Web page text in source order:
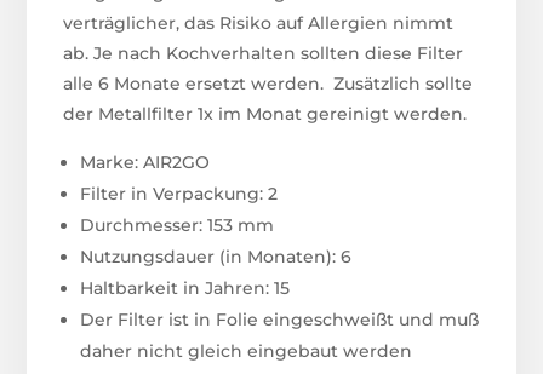
verträglicher, das Risiko auf Allergien nimmt
ab. Je nach Kochverhalten sollten diese Filter
alle 6 Monate ersetzt werden. Zusätzlich sollte
der Metallfilter 1x im Monat gereinigt werden.
Marke: AIR2GO
Filter in Verpackung: 2
Durchmesser: 153 mm
Nutzungsdauer (in Monaten): 6
Haltbarkeit in Jahren: 15
Der Filter ist in Folie eingeschweißt und muß
daher nicht gleich eingebaut werden